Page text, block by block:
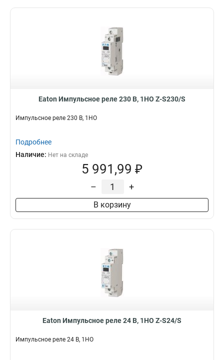
Eaton Импульсное реле 230 В, 1НО Z-S230/S
Импульсное реле 230 В, 1НО
Подробнее
Наличие: Нет на складе
5 991,99 ₽
– +
В корзину
Eaton Импульсное реле 24 В, 1НО Z-S24/S
Импульсное реле 24 В, 1НО